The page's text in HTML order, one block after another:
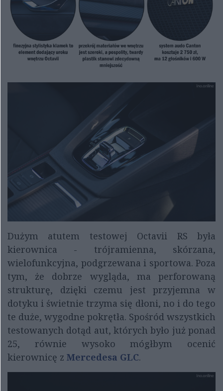
Dużym atutem testowej Octavii RS była
kierownica - trójramienna, skórzana,
wielofunkcyjna, podgrzewana i sportowa. Poza
tym, że dobrze wygląda, ma perforowaną
strukturę, dzięki czemu jest przyjemna w
dotyku i świetnie trzyma się dłoni, no i do tego
te duże, wygodne pokrętła. Spośród wszystkich
testowanych dotąd aut, których było już ponad
25, równie wysoko mógłbym ocenić
kierownicę z Mercedesa GLC.